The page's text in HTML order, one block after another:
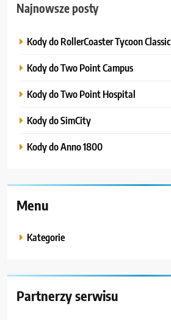
Najnowsze posty
Kody do RollerCoaster Tycoon Classic
Kody do Two Point Campus
Kody do Two Point Hospital
Kody do SimCity
Kody do Anno 1800
Menu
Kategorie
Partnerzy serwisu